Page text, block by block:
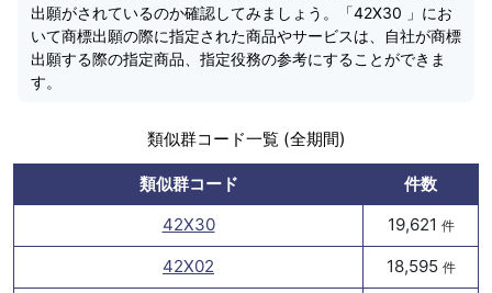
出願がされているのか確認してみましょう。「42X30 」にお
いて商標出願の際に指定された商品やサービスは、自社が商標
出願する際の指定商品、指定役務の参考にすることができま
す。
類似群コード一覧 (全期間)
類似群コード
件数
42X30
19,621 件
42X02 18,595 件